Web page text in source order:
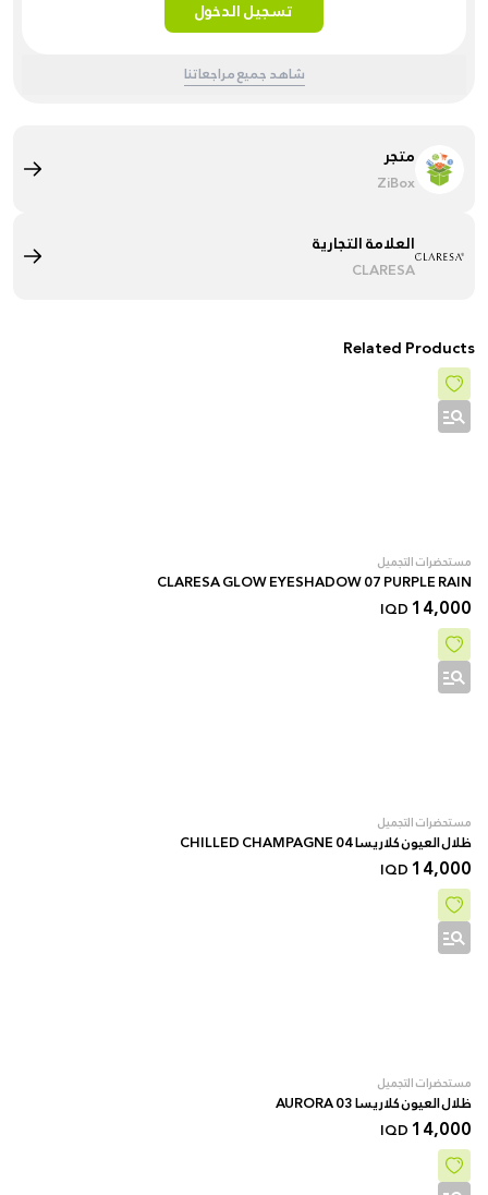
تسجيل الدخول
شاهد جميع مراجعاتنا
متجر
ZiBox
العلامة التجارية
CLARESA
Related Products
مستحضرات التجميل
CLARESA GLOW EYESHADOW 07 PURPLE RAIN
14,000
IQD
مستحضرات التجميل
ظلال العيون كلاريسا 04 CHILLED CHAMPAGNE
14,000
IQD
مستحضرات التجميل
ظلال العيون كلاريسا 03 AURORA
14,000
IQD